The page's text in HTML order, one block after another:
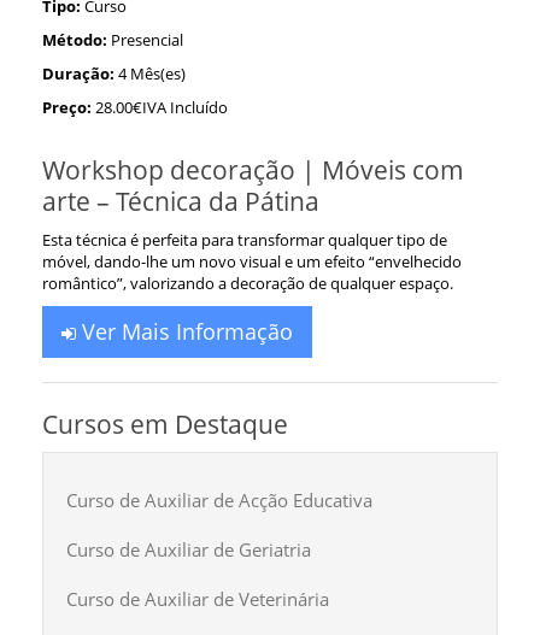
Tipo: Curso
Método: Presencial
Duração: 4 Mês(es)
Preço: 28.00€IVA Incluído
Workshop decoração | Móveis com
arte – Técnica da Pátina
Esta técnica é perfeita para transformar qualquer tipo de
móvel, dando-lhe um novo visual e um efeito “envelhecido
romântico”, valorizando a decoração de qualquer espaço.
Ver Mais Informação
Cursos em Destaque
Curso de Auxiliar de Acção Educativa
Curso de Auxiliar de Geriatria
Curso de Auxiliar de Veterinária